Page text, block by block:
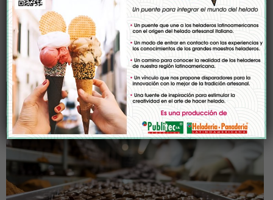
innovación gastronómica:
tendencias y técnicas
modernas